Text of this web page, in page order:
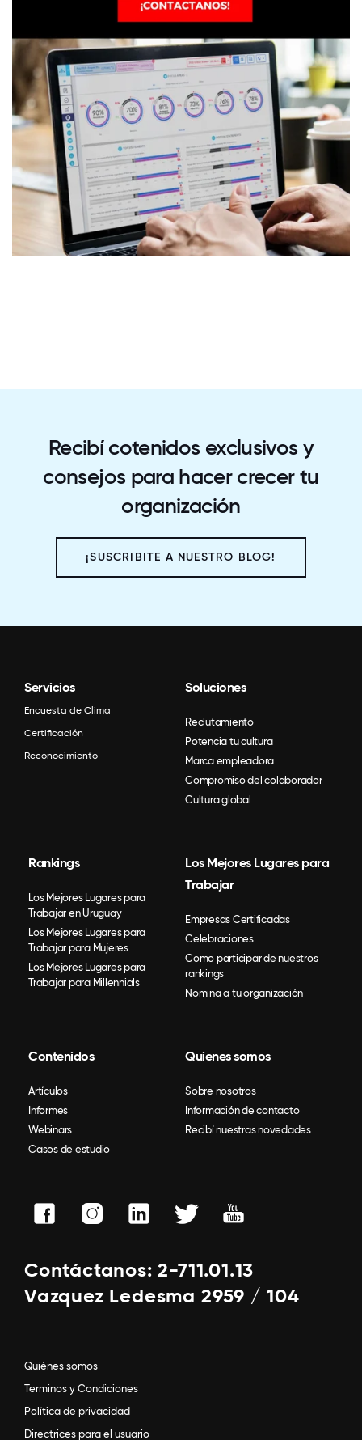
Recibí cotenidos exclusivos y
consejos para hacer crecer tu
organización
¡SUSCRIBITE A NUESTRO BLOG!
Servicios
Encuesta de Clima
Certificación
Reconocimiento
Soluciones
Reclutamiento
Potencia tu cultura
Marca empleadora
Compromiso del colaborador
Cultura global
Rankings
Los Mejores Lugares para
Trabajar en Uruguay
Los Mejores Lugares para
Trabajar para Mujeres
Los Mejores Lugares para
Trabajar para Millennials
Los Mejores Lugares para
Trabajar
Empresas Certificadas
Celebraciones
Como participar de nuestros
rankings
Nomina a tu organización
Contenidos
Artículos
Informes
Webinars
Casos de estudio
Quienes somos
Sobre nosotros
Información de contacto
Recibí nuestras novedades
Contáctanos: 2-711.01.13
Vazquez Ledesma 2959 / 104
Quiénes somos
Terminos y Condiciones
Política de privacidad
Directrices para el usuario